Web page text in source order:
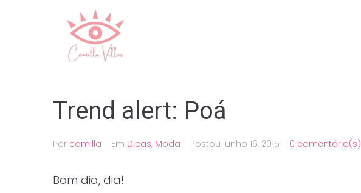
Trend alert: Poá
Por camilla Em Dicas, Moda Postou junho 16, 2015 0 comentário(s)
Bom dia, dia!